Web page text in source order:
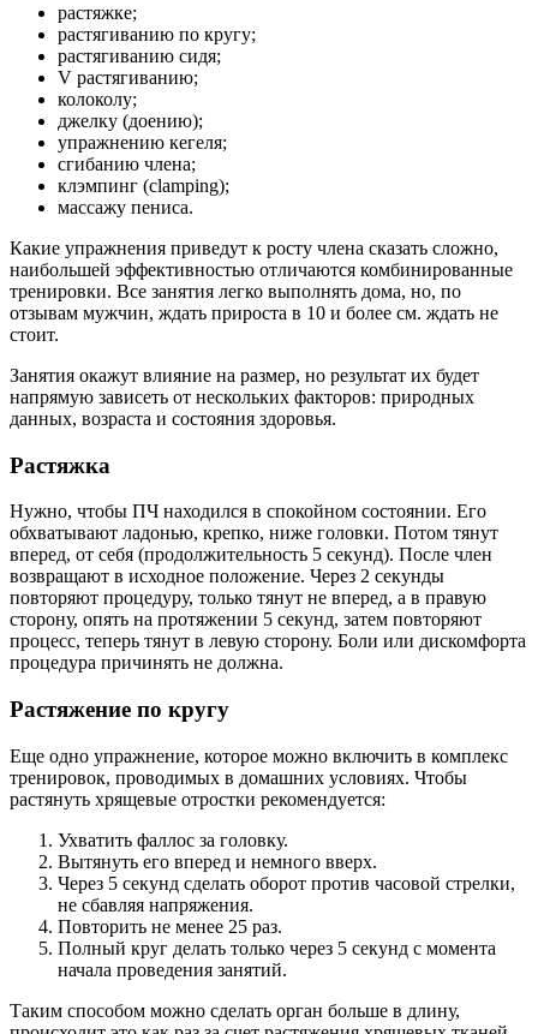
растяжке;
растягиванию по кругу;
растягиванию сидя;
V растягиванию;
колоколу;
джелку (доению);
упражнению кегеля;
сгибанию члена;
клэмпинг (clamping);
массажу пениса.
Какие упражнения приведут к росту члена сказать сложно,
наибольшей эффективностью отличаются комбинированные
тренировки. Все занятия легко выполнять дома, но, по
отзывам мужчин, ждать прироста в 10 и более см. ждать не
стоит.
Занятия окажут влияние на размер, но результат их будет
напрямую зависеть от нескольких факторов: природных
данных, возраста и состояния здоровья.
Растяжка
Нужно, чтобы ПЧ находился в спокойном состоянии. Его
обхватывают ладонью, крепко, ниже головки. Потом тянут
вперед, от себя (продолжительность 5 секунд). После член
возвращают в исходное положение. Через 2 секунды
повторяют процедуру, только тянут не вперед, а в правую
сторону, опять на протяжении 5 секунд, затем повторяют
процесс, теперь тянут в левую сторону. Боли или дискомфорта
процедура причинять не должна.
Растяжение по кругу
Еще одно упражнение, которое можно включить в комплекс
тренировок, проводимых в домашних условиях. Чтобы
растянуть хрящевые отростки рекомендуется:
Ухватить фаллос за головку.
Вытянуть его вперед и немного вверх.
Через 5 секунд сделать оборот против часовой стрелки,
не сбавляя напряжения.
Повторить не менее 25 раз.
Полный круг делать только через 5 секунд с момента
начала проведения занятий.
Таким способом можно сделать орган больше в длину,